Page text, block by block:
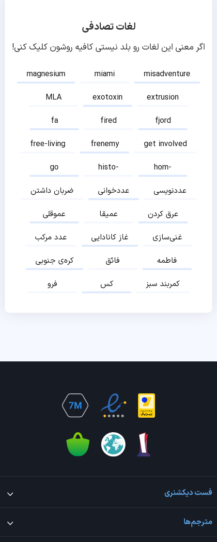
لغات تصادفی
اگر معنی این لغات رو بلد نیستی کافیه روشون کلیک کنی!
magnesium miami
misadventure
MLA
exotoxin
extrusion
fa
fired
fjord
free-living
frenemy
get involved
go
histo-
hom-
ضربان داشتن
عددخوانی
عددنویسی
عموقلی
عمیقا
عرق کردن
عدد مرکب
غاز کانادایی
غنی‌سازی
کره‌ی جنوبی
فائق
فاطمه
فرو
کس کمربند سبز
فست دیکشنری
مترجم‌ها